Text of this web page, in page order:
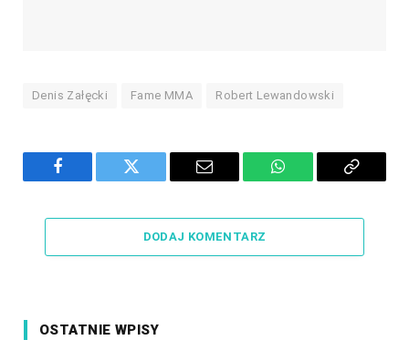
Denis Załęcki Fame MMA Robert Lewandowski
Facebook Twitter Email WhatsAppCopy
DODAJ KOMENTARZ
OSTATNIE WPISY